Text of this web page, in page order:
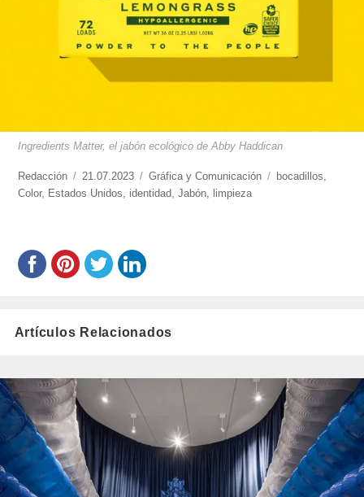
Ingredients Matter, el jabón ecológico de Abby Haddican
https://www.experimenta.es/author/redaccion/
Redacción
Publicado
el
21.07.2023 Categorías
Gráfica y Comunicación Etiquetas
bocadillos,
Color, Estados Unidos, identidad,Jabón, limpieza
Artículos Relacionados